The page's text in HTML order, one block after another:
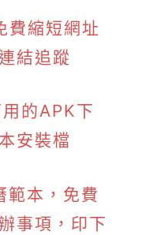
費縮短網址
結追蹤
的APK下
安裝檔
本，免費
事項，印下